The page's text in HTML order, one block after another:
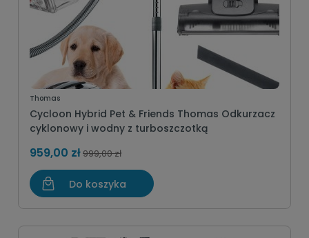
Thomas
Cycloon Hybrid Pet & Friends Thomas Odkurzacz
cyklonowy i wodny z turboszczotką
959,00 zł999,00 zł
Do koszyka